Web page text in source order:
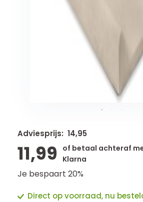
Schommelstoelen en wipstoeltjes
Adviesprijs: 14,95
11,99
of betaal achteraf
Klarna
Je bespaart 20%
Direct op voorraad, nu